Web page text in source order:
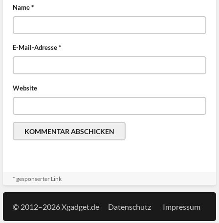
Name*
E-Mail-Adresse*
Website
* gesponserter Link
© 2012–2026 Xgadget.de Datenschutz Impressum